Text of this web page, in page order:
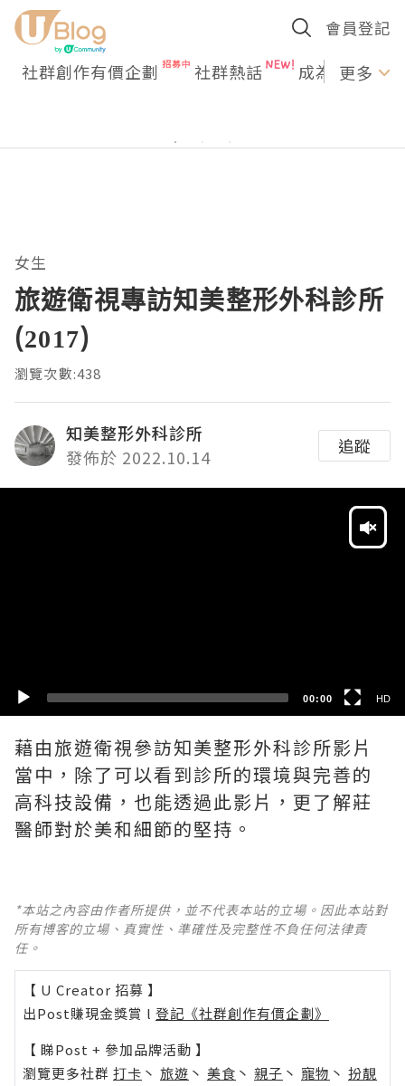
會員登記
社群創作有價企劃 社群熱話 成為U更多
女生
旅遊衛視專訪知美整形外科診所
(2017)
瀏覽次數:438
知美整形外科診所
發佈於 2022.10.14
追蹤
00:00 HD
藉由旅遊衛視參訪知美整形外科診所影片
當中，除了可以看到診所的環境與完善的
高科技設備，也能透過此影片，更了解莊
醫師對於美和細節的堅持。
*本站之內容由作者所提供，並不代表本站的立場。因此本站對
所有博客的立場、真實性、準確性及完整性不負任何法律責
任。
【 U Creator 招募 】
出Post賺現金獎賞 l 登記《社群創作有價企劃》
【 睇Post + 參加品牌活動 】
瀏覽更多社群 打卡 丶 旅遊 丶 美食 丶 親子 丶 寵物 丶 扮靚